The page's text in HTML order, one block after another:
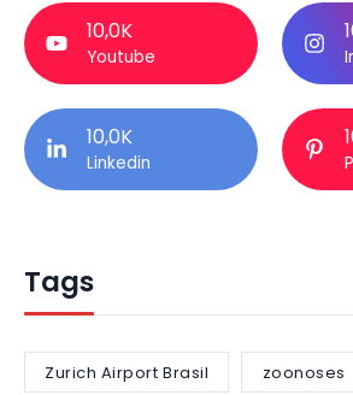
10,0K
Youtube
10,0K
Linkedin
Tags
Zurich Airport Brasil zoonoses